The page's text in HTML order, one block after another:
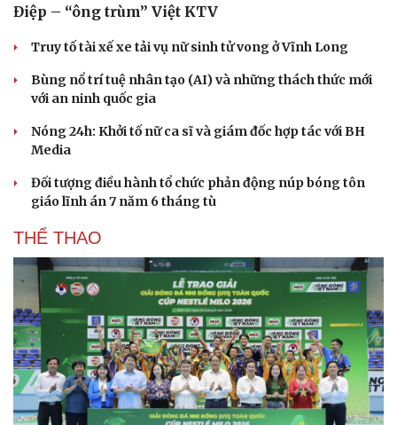
Điệp – “ông trùm” Việt KTV
Truy tố tài xế xe tải vụ nữ sinh tử vong ở Vĩnh Long
Bùng nổ trí tuệ nhân tạo (AI) và những thách thức mới
với an ninh quốc gia
Nóng 24h: Khởi tố nữ ca sĩ và giám đốc hợp tác với BH
Media
Đối tượng điều hành tổ chức phản động núp bóng tôn
giáo lĩnh án 7 năm 6 tháng tù
THỂ THAO